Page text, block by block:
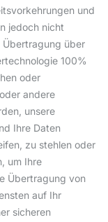
und
jedoch nicht
Übertragung über
100%
oder
andere
unsere
Ihre Daten
zu stehlen oder
um Ihre
Übertragung von
auf Ihr
sicheren